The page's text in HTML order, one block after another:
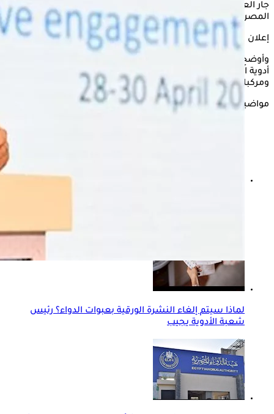
جار العمل على إضافة أدوية الأورام الموجهة إلى سجل الدواء
المصري.
إعلان
وأوضح الدكتور ياسين رجائي، في تصريحات خاصة لـ"الكونسلتو"، أن
أدوية الأورام الموجهة، هي عبارة عن أدوية مركبة أو خليط من عناصر
ومركبات دوائية تؤخذ معًا ولا تؤخد منفردة.
مواضيع ذات صلة
لماذا سيتم إلغاء النشرة الورقية بعبوات الدواء؟ رئيس
شعبة الأدوية يجيب